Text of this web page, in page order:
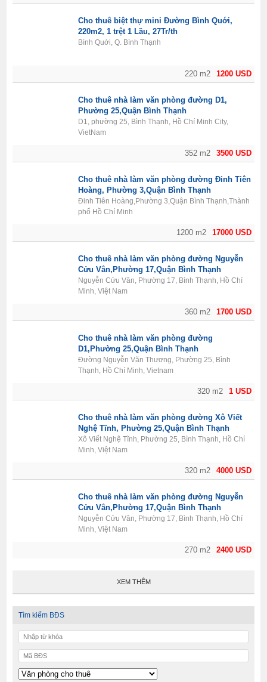
1200 USD
220 m2
Cho thuê biệt thự mini Đường Bình Quới,
220m2, 1 trệt 1 Lầu, 27Tr/th
Bình Quới, Q. Bình Thạnh
3500 USD
352 m2
Cho thuê nhà làm văn phòng đường D1,
Phường 25,Quận Bình Thạnh
D1, phường 25, Bình Thạnh, Hồ Chí Minh City,
VietNam
17000 USD
1200 m2
Cho thuê nhà làm văn phòng đường Đinh Tiên
Hoàng, Phường 3,Quận Bình Thạnh
Đinh Tiên Hoàng,Phường 3,Quận Bình Thạnh,Thành
phố Hồ Chí Minh
1700 USD
360 m2
Cho thuê nhà làm văn phòng đường Nguyễn
Cửu Vân,Phường 17,Quận Bình Thạnh
Nguyễn Cửu Vân, Phường 17, Bình Thạnh, Hồ Chí
Minh, Việt Nam
1 USD
320 m2
Cho thuê nhà làm văn phòng đường
D1,Phường 25,Quận Bình Thạnh
Đường Nguyễn Văn Thương, Phường 25, Bình
Thạnh, Hồ Chí Minh, Vietnam
4000 USD
320 m2
Cho thuê nhà làm văn phòng đường Xô Viết
Nghệ Tĩnh, Phường 25,Quận Bình Thạnh
Xô Viết Nghệ Tĩnh, Phường 25, Bình Thạnh, Hồ Chí
Minh, Việt Nam
2400 USD
270 m2
Cho thuê nhà làm văn phòng đường Nguyễn
Cửu Vân,Phường 17,Quận Bình Thạnh
Nguyễn Cửu Vân, Phường 17, Bình Thạnh, Hồ Chí
Minh, Việt Nam
XEM THÊM
Tìm kiếm BĐS